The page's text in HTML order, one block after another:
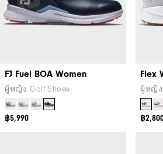
FJ Fuel BOA Women
ผู้หญิง Golf Shoes
฿5,990
Flex
ผู้หญิง
฿